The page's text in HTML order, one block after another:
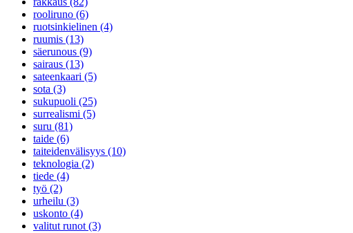
rooliruno (6)
ruotsinkielinen (4)
ruumis (13)
säerunous (9)
sairaus (13)
sateenkaari (5)
sota (3)
sukupuoli (25)
surrealismi (5)
suru (81)
taide (6)
taiteidenvälisyys (10)
teknologia (2)
tiede (4)
työ (2)
urheilu (3)
uskonto (4)
valitut runot (3)